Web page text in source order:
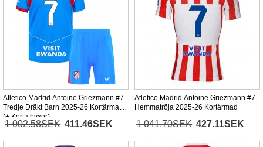
Atletico Madrid Antoine Griezmann #7
Tredje Dräkt Barn 2025-26 Kortärmad
(+ Korta byxor)
1 002.58SEK 411.46SEK
Atletico Madrid Antoine Griezmann #7
Hemmatröja 2025-26 Kortärmad
1 041.70SEK 427.11SEK